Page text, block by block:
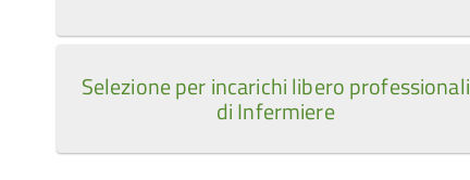
Selezione per incarichi libero professionali
di Infermiere